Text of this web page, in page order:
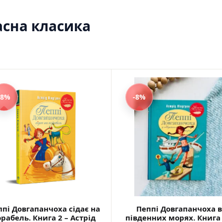
Бізнес, менеджмент та фінанси
Духовна література
Кулінарія
Ігри для дорослих
Різдвяні / Зимові для дорослих
Українські автори
Сучасна українська проза
Українська класика
Для дітей
Картонні книги для найменших
Віммельбухи
Книги для першого читання
класика
Довгапанчоха сідає на
Книга 2 – Астрід
-8%
Пеппі Довгапанчоха в
південних морях. Книга